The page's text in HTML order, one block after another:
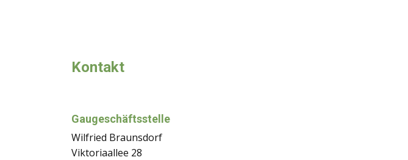
Kontakt
Gaugeschäftsstelle
Wilfried Braunsdorf
Viktoriaallee 28